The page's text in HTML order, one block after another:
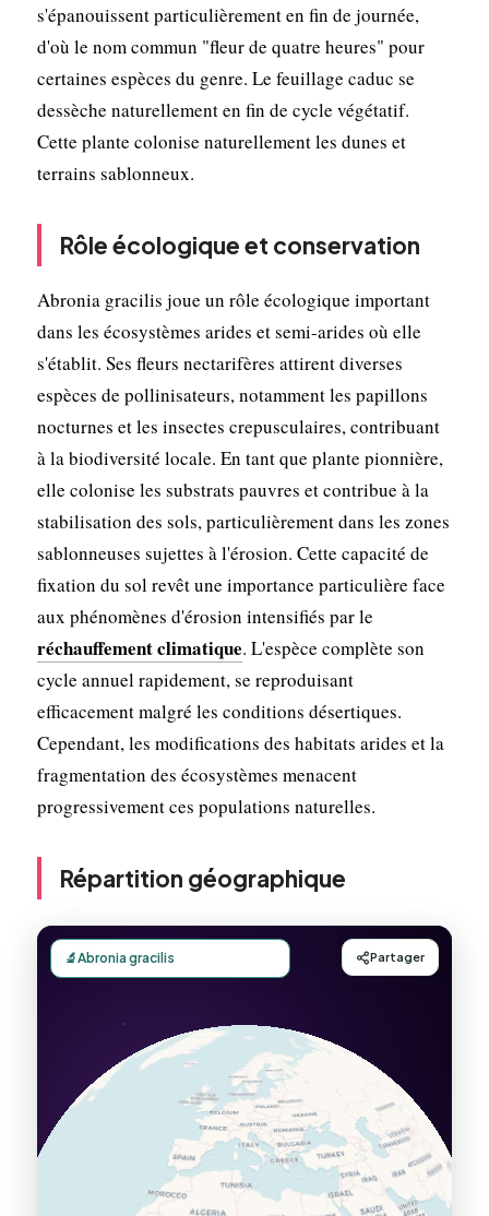
s'épanouissent particulièrement en fin de journée,
d'où le nom commun "fleur de quatre heures" pour
certaines espèces du genre. Le feuillage caduc se
dessèche naturellement en fin de cycle végétatif.
Cette plante colonise naturellement les dunes et
terrains sablonneux.
Rôle écologique et conservation
Abronia gracilis joue un rôle écologique important
dans les écosystèmes arides et semi-arides où elle
s'établit. Ses fleurs nectarifères attirent diverses
espèces de pollinisateurs, notamment les papillons
nocturnes et les insectes crepusculaires, contribuant
à la biodiversité locale. En tant que plante pionnière,
elle colonise les substrats pauvres et contribue à la
stabilisation des sols, particulièrement dans les zones
sablonneuses sujettes à l'érosion. Cette capacité de
fixation du sol revêt une importance particulière face
aux phénomènes d'érosion intensifiés par le
réchauffement climatique. L'espèce complète son
cycle annuel rapidement, se reproduisant
efficacement malgré les conditions désertiques.
Cependant, les modifications des habitats arides et la
fragmentation des écosystèmes menacent
progressivement ces populations naturelles.
Répartition géographique